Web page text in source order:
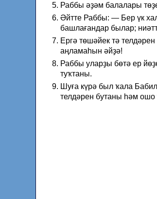
Раббы əҙəм балалары
Əйтте Раббы: — Бер үк
башлағандар былар;
Ергə тɵшəйек тə
аңламаһын əйҙə!
Раббы уларҙы бɵтə ер
туҡтаны.
Шуға күрə был ҡала
телдəрен бутаны һəм ошо